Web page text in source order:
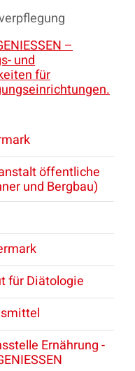
–
und
für
öffentliche
und Bergbau)
für Diätologie
Ernährung -